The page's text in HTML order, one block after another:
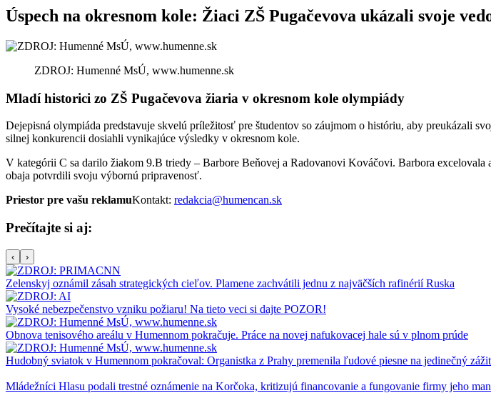
Úspech na okresnom kole: Žiaci ZŠ Pugačevova ukázali svoje
ZDROJ: Humenné MsÚ, www.humenne.sk
Mladí historici zo ZŠ Pugačevova žiaria v okresnom kole olympiády
Dejepisná olympiáda predstavuje skvelú príležitosť pre študentov so záujmom o históriu, aby preukázali
silnej konkurencii dosiahli vynikajúce výsledky v okresnom kole.
V kategórii C sa darilo žiakom 9.B triedy – Barbore Beňovej a Radovanovi Kováčovi. Barbora
obaja potvrdili svoju výbornú pripravenosť.
Priestor pre vašu reklamuKontakt: redakcia@humencan.sk
Prečítajte si aj:
‹ ›
Zelenskyj oznámil zásah strategických cieľov. Plamene zachvátili jednu z najväčších rafinérií Ruska
Vysoké nebezpečenstvo vzniku požiaru! Na tieto veci si dajte POZOR!
Obnova tenisového areálu v Humennom pokračuje. Práce na novej nafukovacej hale sú v plnom prúde
Hudobný sviatok v Humennom pokračoval: Organistka z Prahy premenila ľudové piesne na jedinečný
Mládežníci Hlasu podali trestné oznámenie na Korčoka, kritizujú financovanie a fungovanie firmy jeho